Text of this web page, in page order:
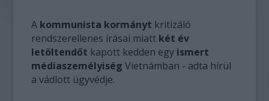
A kommunista kormányt kritizáló
rendszerellenes írásai miatt két év
letöltendőt kapott kedden egy ismert
médiaszemélyiség Vietnámban - adta hírül
a vádlott ügyvédje.